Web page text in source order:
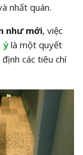
nhất quán.
như mới, việc
ý là một quyết
các tiêu chí